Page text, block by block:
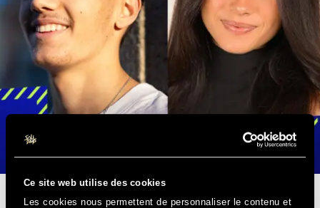
Ce site web utilise des cookies
Les cookies nous permettent de personnaliser le contenu et